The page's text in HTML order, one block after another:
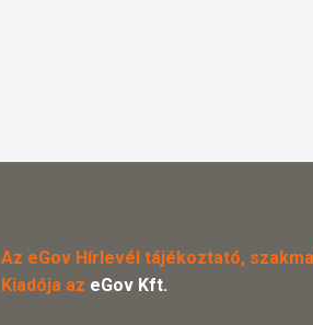
Az eGov Hírlevél tájékoztató,
Kiadója az eGov Kft.